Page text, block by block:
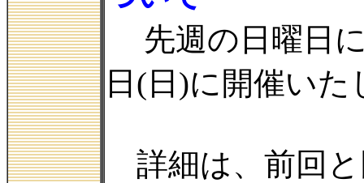
先週の日曜日
日(日)に開催いた
詳細は、前回